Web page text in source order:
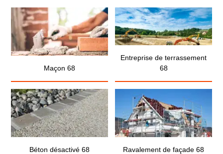
Maçon 68
Entreprise de terrassement
68
Béton désactivé 68 Ravalement de façade 68